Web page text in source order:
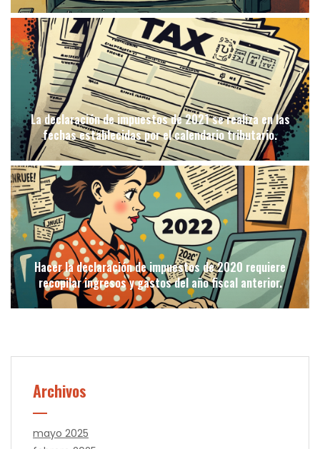
La declaración de impuestos de 2021 se realiza en las
fechas establecidas por el calendario tributario.
Hacer la declaración de impuestos de 2020 requiere
recopilar ingresos y gastos del año fiscal anterior.
Archivos
mayo 2025